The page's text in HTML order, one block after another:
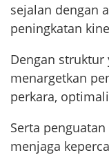
sejalan dengan
peningkatan
Dengan struktur
menargetkan
perkara,
Serta
menjaga